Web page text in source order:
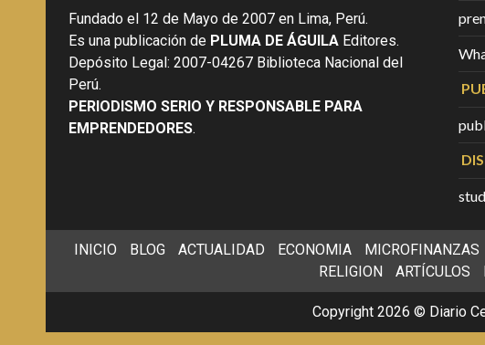
Fundado el 12 de Mayo de 2007 en Lima, Perú.
Es una publicación de PLUMA DE ÁGUILA Editores.
Depósito Legal: 2007-04267 Biblioteca Nacional del
Perú.
PERIODISMO SERIO Y RESPONSABLE PARA
EMPRENDEDORES.
INICIO BLOG ACTUALIDAD ECONOMIA MICROFINANZAS
RELIGION
ARTÍCULOS
Copyright 2026 © Diario